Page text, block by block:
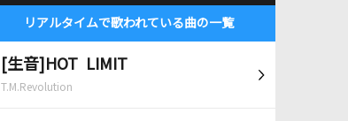
リアルタイムで歌われている曲の一覧
[生音]HOT LIMIT
T.M.Revolution